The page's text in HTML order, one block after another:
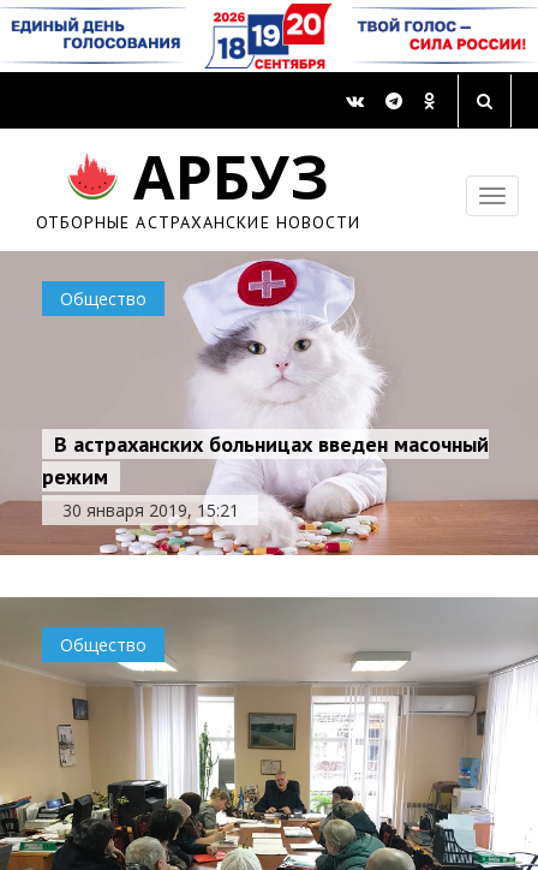
АРБУЗ
ОТБОРНЫЕ АСТРАХАНСКИЕ НОВОСТИ
Общество
В астраханских больницах введен масочный
режим
30 января 2019, 15:21
Общество